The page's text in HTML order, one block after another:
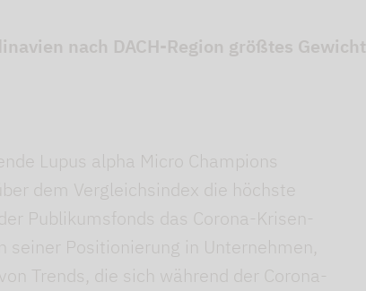
nach DACH-Region größtes Gewicht
Lupus alpha Micro Champions
dem Vergleichsindex die höchste
Publikumsfonds das Corona-Krisen-
Positionierung in Unternehmen,
Trends, die sich während der Corona-